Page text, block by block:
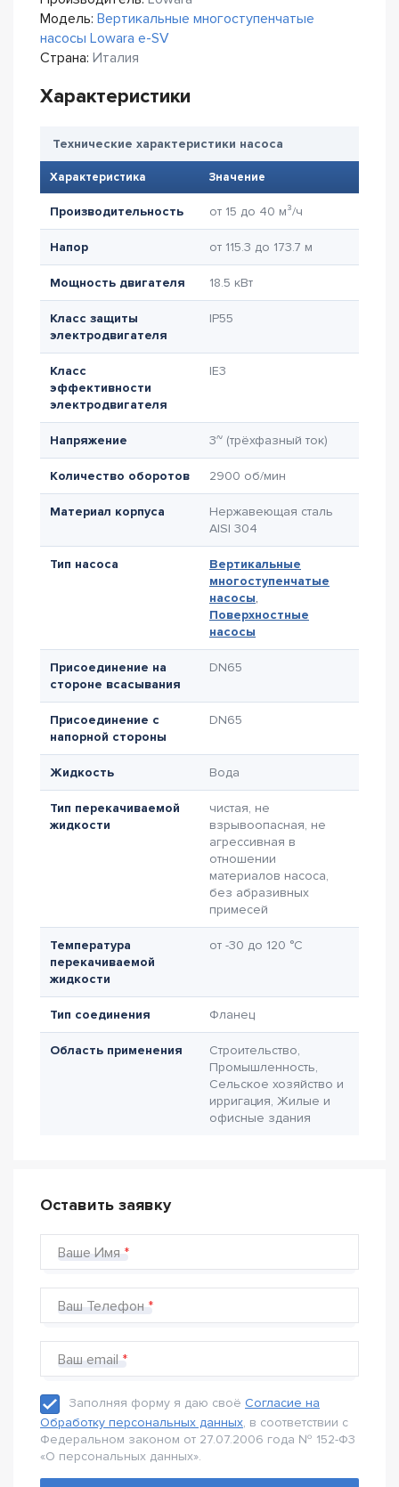
Модель: Вертикальные многоступенчатые
насосы Lowara e-SV
Страна: Италия
Характеристики
Технические характеристики насоса
Характеристика Значение
Производительность от 15 до 40 м³/ч
Напор от 115.3 до 173.7 м
Мощность двигателя 18.5 кВт
Класс защиты
электродвигателя
IP55
Класс
эффективности
электродвигателя
IE3
Напряжение 3~ (трёхфазный ток)
Количество оборотов 2900 об/мин
Материал корпуса
Нержавеющая сталь
AISI 304
Тип насоса
Вертикальные
многоступенчатые
насосы,
Поверхностные
насосы
Присоединение на
стороне всасывания
DN65
Присоединение с
напорной стороны
DN65
Жидкость Вода
Тип перекачиваемой
жидкости
чистая, не
взрывоопасная, не
агрессивная в
отношении
материалов насоса,
без абразивных
примесей
Температура
перекачиваемой
жидкости
от -30 до 120 °C
Тип соединения Фланец
Область применения
Строительство,
Промышленность,
Сельское хозяйство и
ирригация, Жилые и
офисные здания
Оставить заявку
Ваше Имя
Ваш Телефон
Ваш email
Заполняя форму я даю своё Согласие на
Обработку персональных данных, в соответствии с
Федеральном законом от 27.07.2006 года № 152-Ф3
«О персональных данных».